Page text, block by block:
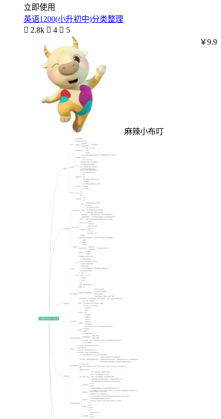
立即使用
英语1200(小升初中)分类整理
 2.8k  4  5
麻辣小布叮
￥9.9